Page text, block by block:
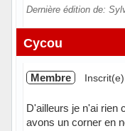
Dernière édition de:
Hors ligne
Cycou
Membre
D'ailleurs je n'ai rien
avons un corner en